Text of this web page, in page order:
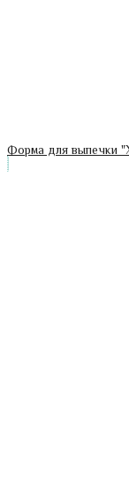
Форма для выпечки